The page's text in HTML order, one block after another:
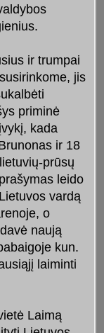
ir trumpai
jis
priminė
kada
ir 18
prūsų
leido
vardą
o
naują
kun.
laiminti
Laimą